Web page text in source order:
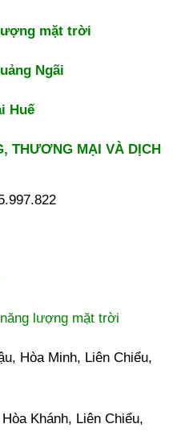
mặt trời
Ngãi
Huế
THƯƠNG MẠI VÀ DỊCH
lượng mặt trời
Hòa Minh, Liên Chiểu,
Khánh, Liên Chiểu,